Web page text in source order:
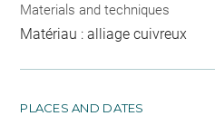
Materials and techniques
Matériau : alliage cuivreux
PLACES AND DATES